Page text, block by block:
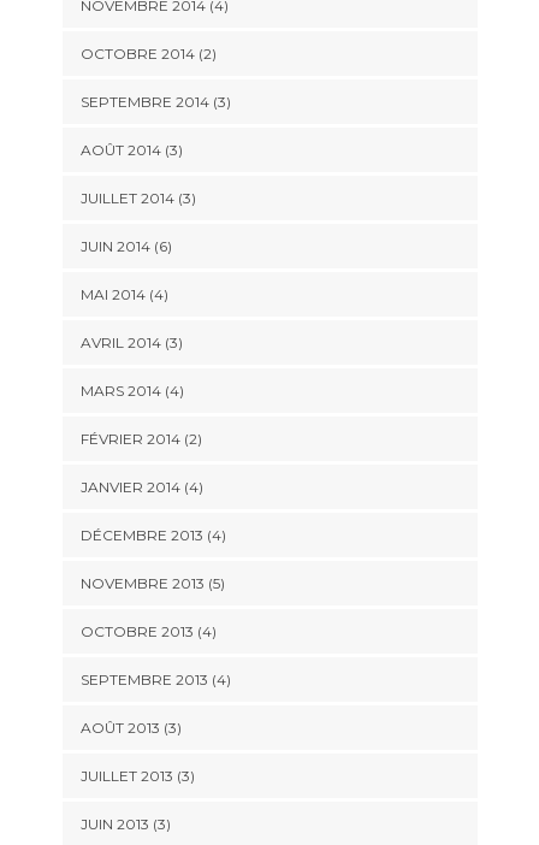
NOVEMBRE 2014(4)
OCTOBRE 2014(2)
SEPTEMBRE 2014(3)
AOÛT 2014(3)
JUILLET 2014(3)
JUIN 2014(6)
MAI 2014(4)
AVRIL 2014(3)
MARS 2014(4)
FÉVRIER 2014(2)
JANVIER 2014(4)
DÉCEMBRE 2013 (4)
NOVEMBRE 2013 (5)
OCTOBRE 2013 (4)
SEPTEMBRE 2013 (4)
AOÛT 2013 (3)
JUILLET 2013 (3)
JUIN 2013 (3)